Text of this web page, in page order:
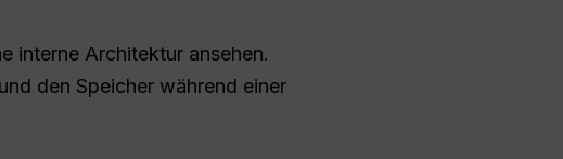
interne Architektur ansehen.
den Speicher während einer